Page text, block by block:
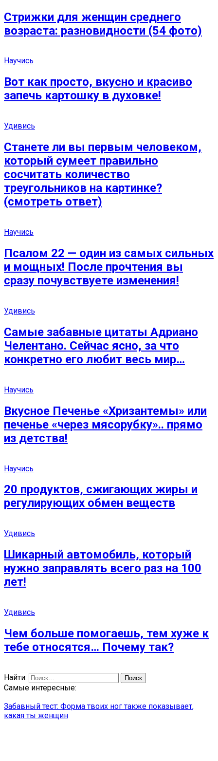
Стрижки для женщин среднего
возраста: разновидности (54 фото)
Научись
Вот как просто, вкусно и красиво
запечь картошку в духовке!
Удивись
Станете ли вы первым человеком,
который сумеет правильно
сосчитать количество
треугольников на картинке?
(смотреть ответ)
Научись
Псалом 22 — один из самых сильных
и мощных! После прочтения вы
сразу почувствуете изменения!
Удивись
Самые забавные цитаты Адриано
Челентано. Сейчас ясно, за что
конкретно его любит весь мир…
Научись
Вкусное Печенье «Хризантемы» или
печенье «через мясорубку».. прямо
из детства!
Научись
20 продуктов, сжигающих жиры и
регулирующих обмен веществ
Удивись
Шикарный автомобиль, который
нужно заправлять всего раз на 100
лет!
Удивись
Чем больше помогаешь, тем хуже к
тебе относятся… Почему так?
Найти:
Самые интересные:
Забавный тест: Форма твоих ног также показывает,
какая ты женщин